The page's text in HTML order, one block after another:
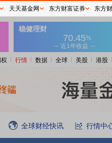
行情 数据 全球 美股 港股
全球财经快讯 行情中
天天基金网 东方财富证券 东方